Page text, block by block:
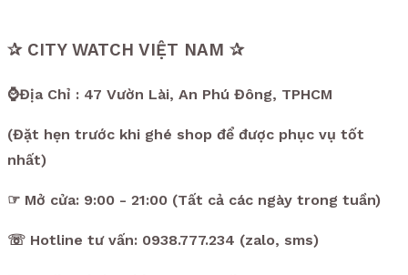
✰ CITY WATCH VIỆT NAM ✰
⌚Địa Chỉ : 47 Vườn Lài, An Phú Đông, TPHCM
(Đặt hẹn trước khi ghé shop để được phục vụ tốt
nhất)
☞ Mở cửa: 9:00 - 21:00 (Tất cả các ngày trong tuần)
☏ Hotline tư vấn: 0938.777.234 (zalo, sms)